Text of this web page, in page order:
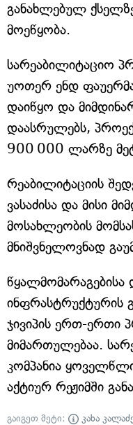
განახლებულ
მოეწყობა.
სარეაბილიტაციო
უოთერ ენდ
დაიწყო და
დაასრულებს,
900 000 ლარზე
რეაბილიტაციის
ვასაძისა და მისი
მოსახლეობის
მნიშვნელოვნად
წყალმომარაგებისა
ინფრასტრუქტურის
ჯივიპის ერთ-ერთი
მიმართულებაა.
კომპანია
აქტიურ რეჟიმში
გაიგეთ მეტი: კახა